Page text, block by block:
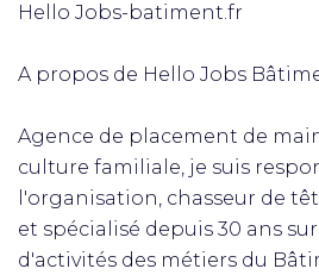
Hello Jobs-batiment.fr
A propos de Hello Jobs
Agence de placement de
culture familiale, je suis
l'organisation, chasseur de
et spécialisé depuis 30 ans
d'activités des métiers du